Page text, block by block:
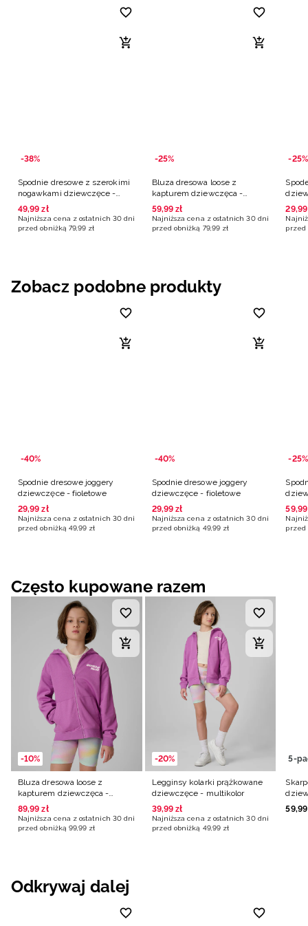
-38%
Spodnie dresowe z szerokimi
nogawkami dziewczęce -
czarne
49,99 zł
Najniższa cena z ostatnich 30 dni
przed obniżką 79,99 zł
-25%
Bluza dresowa loose z
kapturem dziewczęca -
czarna
59,99 zł
Najniższa cena z ostatnich 30 dni
przed obniżką 79,99 zł
-25%
29,99
przed
Zobacz podobne produkty
-40%
Spodnie dresowe joggery
dziewczęce - fioletowe
29,99 zł
Najniższa cena z ostatnich 30 dni
przed obniżką 49,99 zł
-40%
Spodnie dresowe joggery
dziewczęce - fioletowe
29,99 zł
Najniższa cena z ostatnich 30 dni
przed obniżką 49,99 zł
-25%
59,99
przed
Często kupowane razem
-10%
Bluza dresowa loose z
kapturem dziewczęca -
fioletowa
89,99 zł
Najniższa cena z ostatnich 30 dni
przed obniżką 99,99 zł
-20%
Legginsy kolarki prążkowane
dziewczęce - multikolor
39,99 zł
Najniższa cena z ostatnich 30 dni
przed obniżką 49,99 zł
5-
59,99
Odkrywaj dalej